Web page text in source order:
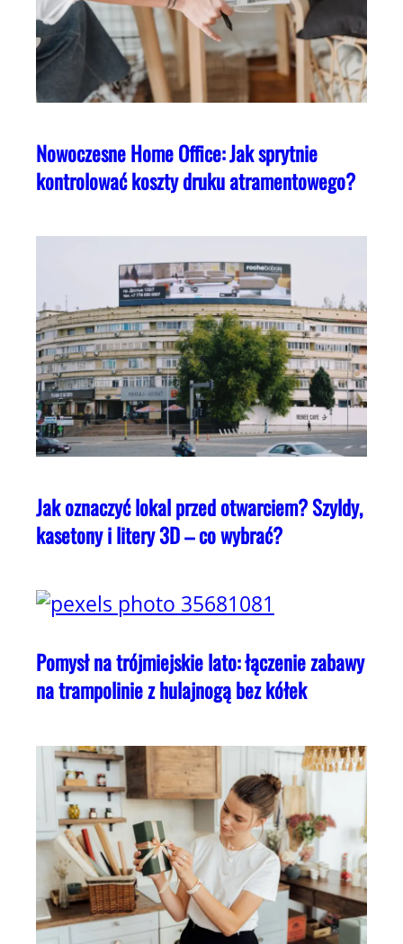
Nowoczesne Home Office: Jak sprytnie
kontrolować koszty druku atramentowego?
Jak oznaczyć lokal przed otwarciem? Szyldy,
kasetony i litery 3D – co wybrać?
Pomysł na trójmiejskie lato: łączenie zabawy
na trampolinie z hulajnogą bez kółek